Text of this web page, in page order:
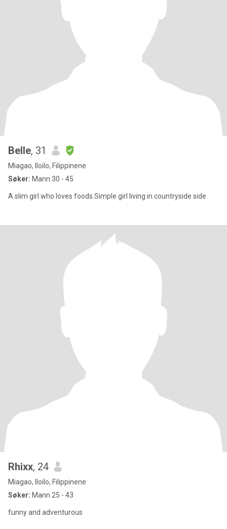
Belle, 31
Miagao, Iloilo, Filippinene
Søker: Mann 30 - 45
A slim girl who loves foods.Simple girl living in countryside side.
Rhixx, 24
Miagao, Iloilo, Filippinene
Søker: Mann 25 - 43
funny and adventurous